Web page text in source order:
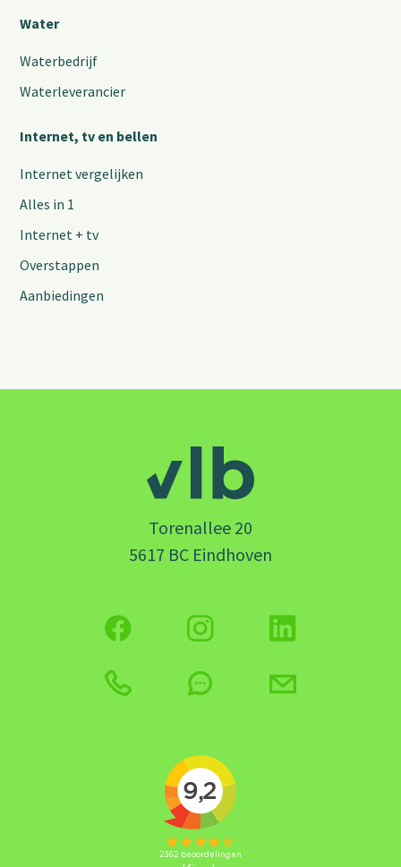
Water
Waterbedrijf
Waterleverancier
Internet, tv en bellen
Internet vergelijken
Alles in 1
Internet + tv
Overstappen
Aanbiedingen
Torenallee 20
5617 BC Eindhoven